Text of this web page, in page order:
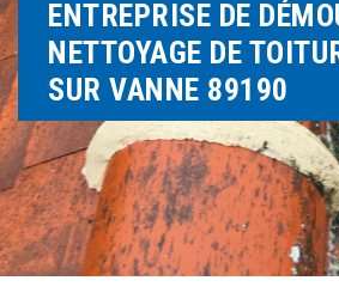
ENTREPRISE DE
NETTOYAGE DE
SUR VANNE 89190